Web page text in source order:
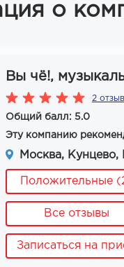
о
Вы чё!,
2
Общий балл: 5.0
Эту компанию
Москва, Кунцево,
Положительные
Все отзывы
Записаться на